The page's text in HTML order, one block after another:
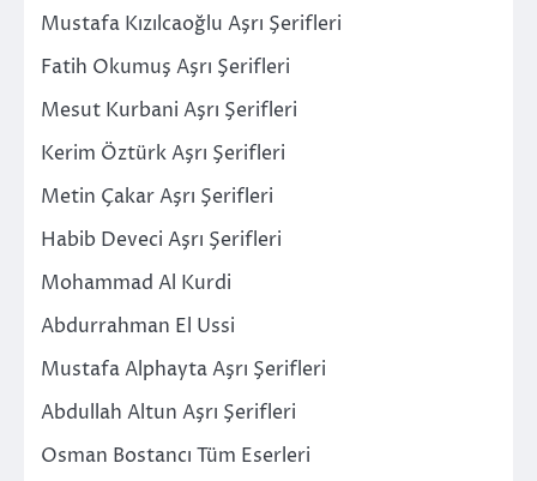
Mustafa Kızılcaoğlu Aşrı Şerifleri
Fatih Okumuş Aşrı Şerifleri
Mesut Kurbani Aşrı Şerifleri
Kerim Öztürk Aşrı Şerifleri
Metin Çakar Aşrı Şerifleri
Habib Deveci Aşrı Şerifleri
Mohammad Al Kurdi
Abdurrahman El Ussi
Mustafa Alphayta Aşrı Şerifleri
Abdullah Altun Aşrı Şerifleri
Osman Bostancı Tüm Eserleri